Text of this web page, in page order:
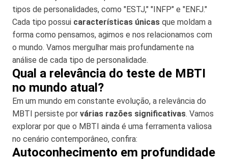
tipos de personalidades, como "ESTJ," "INFP" e "ENFJ."
Cada tipo possui características únicas que moldam a
forma como pensamos, agimos e nos relacionamos com
o mundo. Vamos mergulhar mais profundamente na
análise de cada tipo de personalidade.
Qual a relevância do teste de MBTI
no mundo atual?
Em um mundo em constante evolução, a relevância do
MBTI persiste por várias razões significativas. Vamos
explorar por que o MBTI ainda é uma ferramenta valiosa
no cenário contemporâneo, confira:
Autoconhecimento em profundidade